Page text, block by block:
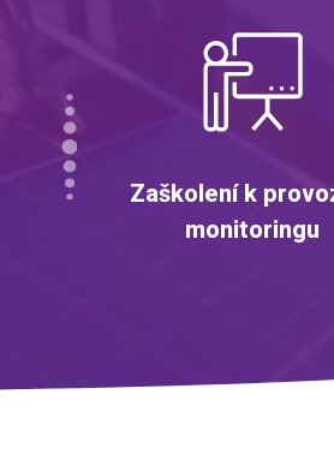
Zaškolení k
monitoringu